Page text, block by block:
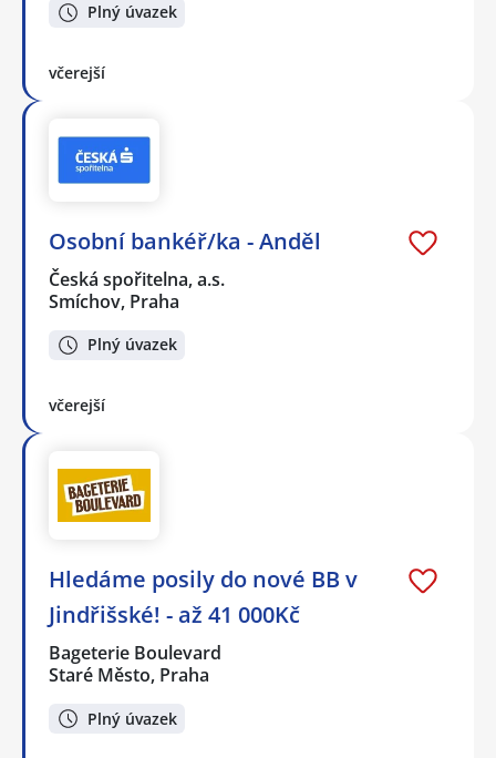
Plný úvazek
včerejší
Osobní bankéř/ka - Anděl
Česká spořitelna, a.s.
Smíchov, Praha
Plný úvazek
včerejší
Hledáme posily do nové BB v
Jindřišské! - až 41 000Kč
Bageterie Boulevard
Staré Město, Praha
Plný úvazek